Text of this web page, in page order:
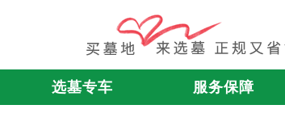
选墓专车 服务保障